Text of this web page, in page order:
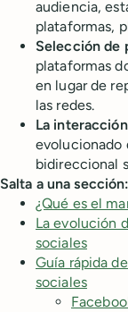
audiencia,
plataformas,
Selección de
plataformas
en lugar de
las redes.
La
evolucionado
bidireccional
Salta a una sección:
¿Qué es el
La evolución
sociales
Guía rápida
sociales